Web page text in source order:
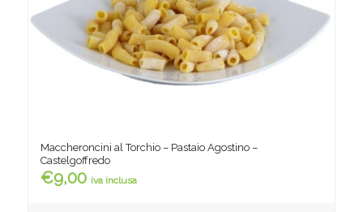
Maccheroncini al Torchio – Pastaio Agostino –
Castelgoffredo
€9,00 iva inclusa